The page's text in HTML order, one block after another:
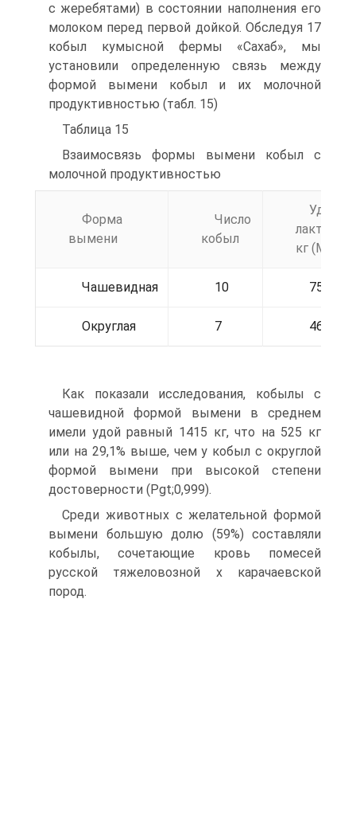
с жеребятами) в состоянии наполнения его
молоком перед первой дойкой. Обследуя 17
кобыл кумысной фермы «Сахаб», мы
установили определенную связь между
формой вымени кобыл и их молочной
продуктивностью (табл. 15)
Таблица 15
Взаимосвязь формы вымени кобыл с
молочной продуктивностью
Форма
вымени
Число
кобыл
Удой
кг (М±т)
Чашевидная 10
Округлая 7
Как показали исследования, кобылы с
чашевидной формой вымени в среднем
имели удой равный 1415 кг, что на 525 кг
или на 29,1% выше, чем у кобыл с округлой
формой вымени при высокой степени
достоверности (Рgt;0,999).
Среди животных с желательной формой
вымени большую долю (59%) составляли
кобылы, сочетающие кровь помесей
русской тяжеловозной х карачаевской
пород.